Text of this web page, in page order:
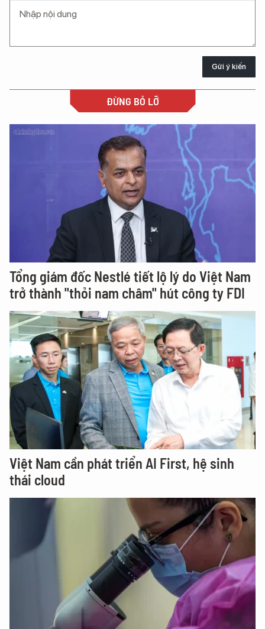
Gửi ý kiến
ĐỪNG BỎ LỠ
Tổng giám đốc Nestlé tiết lộ lý do Việt Nam
trở thành "thỏi nam châm" hút công ty FDI
Việt Nam cần phát triển AI First, hệ sinh
thái cloud